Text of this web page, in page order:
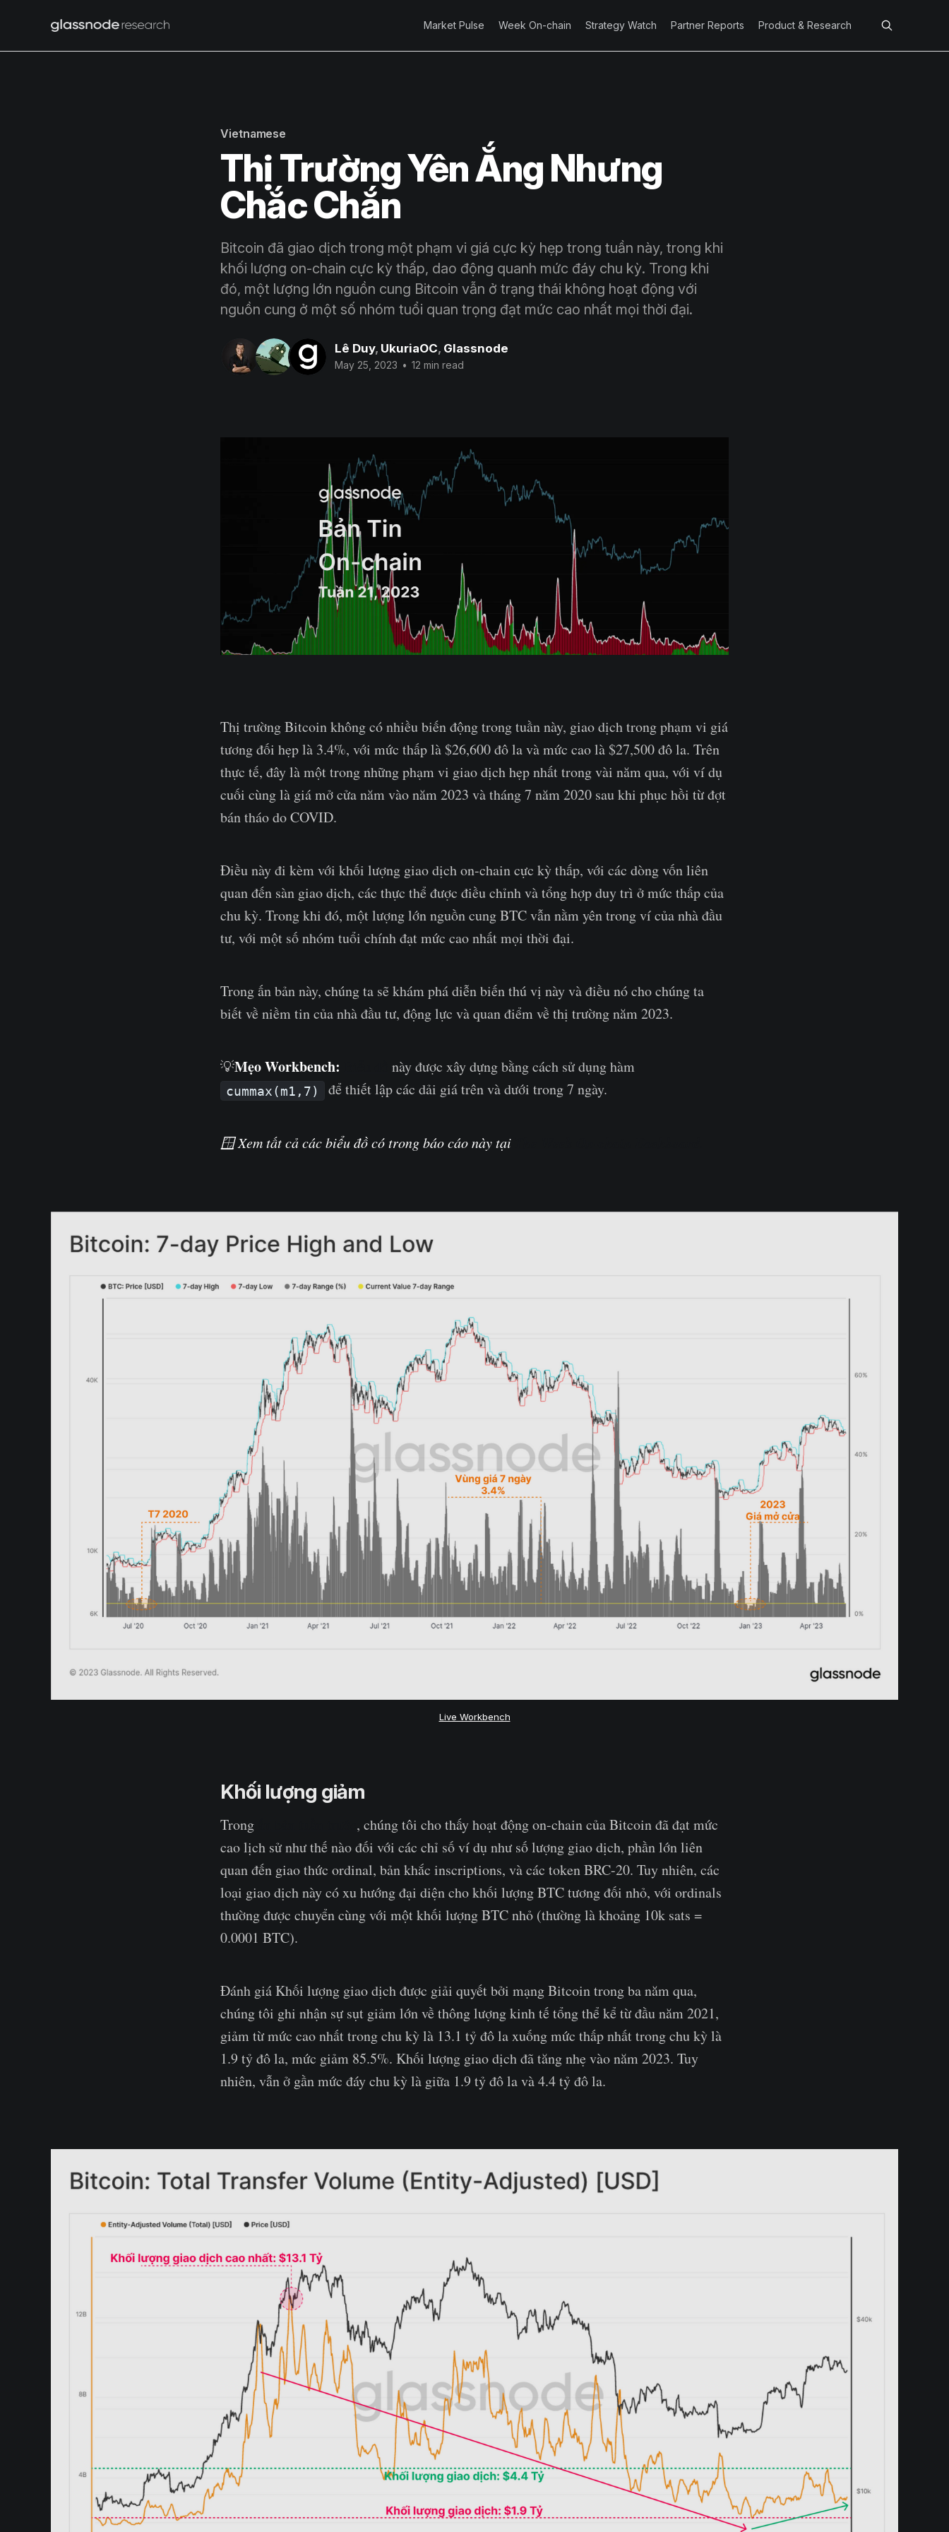
Market Pulse Week On-chain Strategy Watch Partner Reports Product & Research
Vietnamese
Thị Trường Yên Ắng Nhưng
Chắc Chắn
Bitcoin đã giao dịch trong một phạm vi giá cực kỳ hẹp trong tuần này, trong khi
khối lượng on-chain cực kỳ thấp, dao động quanh mức đáy chu kỳ. Trong khi
đó, một lượng lớn nguồn cung Bitcoin vẫn ở trạng thái không hoạt động với
nguồn cung ở một số nhóm tuổi quan trọng đạt mức cao nhất mọi thời đại.
Lê Duy, UkuriaOC, Glassnode
May 25, 2023 • 12 min read
Thị trường Bitcoin không có nhiều biến động trong tuần này, giao dịch trong phạm vi giá
tương đối hẹp là 3.4%, với mức thấp là $26,600 đô la và mức cao là $27,500 đô la. Trên
thực tế, đây là một trong những phạm vi giao dịch hẹp nhất trong vài năm qua, với ví dụ
cuối cùng là giá mở cửa năm vào năm 2023 và tháng 7 năm 2020 sau khi phục hồi từ đợt
bán tháo do COVID.
Điều này đi kèm với khối lượng giao dịch on-chain cực kỳ thấp, với các dòng vốn liên
quan đến sàn giao dịch, các thực thể được điều chỉnh và tổng hợp duy trì ở mức thấp của
chu kỳ. Trong khi đó, một lượng lớn nguồn cung BTC vẫn nằm yên trong ví của nhà đầu
tư, với một số nhóm tuổi chính đạt mức cao nhất mọi thời đại.
Trong ấn bản này, chúng ta sẽ khám phá diễn biến thú vị này và điều nó cho chúng ta
biết về niềm tin của nhà đầu tư, động lực và quan điểm về thị trường năm 2023.
💡Mẹo Workbench: này được xây dựng bằng cách sử dụng hàm
cummax(m1,7) để thiết lập các dải giá trên và dưới trong 7 ngày.
🪟 Xem tất cả các biểu đồ có trong báo cáo này tại
Live Workbench
Khối lượng giảm
Trong
, chúng tôi cho thấy hoạt động on-chain của Bitcoin đã đạt mức
cao lịch sử như thế nào đối với các chỉ số ví dụ như số lượng giao dịch, phần lớn liên
quan đến giao thức ordinal, bản khắc inscriptions, và các token BRC-20. Tuy nhiên, các
loại giao dịch này có xu hướng đại diện cho khối lượng BTC tương đối nhỏ, với ordinals
thường được chuyển cùng với một khối lượng BTC nhỏ (thường là khoảng 10k sats =
0.0001 BTC).
Đánh giá Khối lượng giao dịch được giải quyết bởi mạng Bitcoin trong ba năm qua,
chúng tôi ghi nhận sự sụt giảm lớn về thông lượng kinh tế tổng thể kể từ đầu năm 2021,
giảm từ mức cao nhất trong chu kỳ là 13.1 tỷ đô la xuống mức thấp nhất trong chu kỳ là
1.9 tỷ đô la, mức giảm 85.5%. Khối lượng giao dịch đã tăng nhẹ vào năm 2023. Tuy
nhiên, vẫn ở gần mức đáy chu kỳ là giữa 1.9 tỷ đô la và 4.4 tỷ đô la.